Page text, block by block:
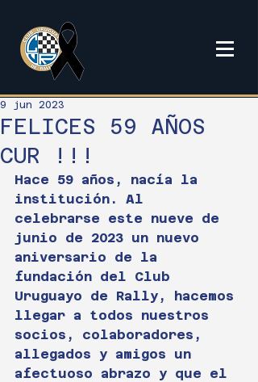
FELICES 59 AÑOS
CUR !!!
9 jun 2023
Hace 59 años, nacía la
institución. Al
celebrarse este nueve de
junio de 2023 un nuevo
aniversario de la
fundación del Club
Uruguayo de Rally, hacemos
llegar a todos nuestros
socios, colaboradores,
allegados y amigos un
afectuoso abrazo y que el